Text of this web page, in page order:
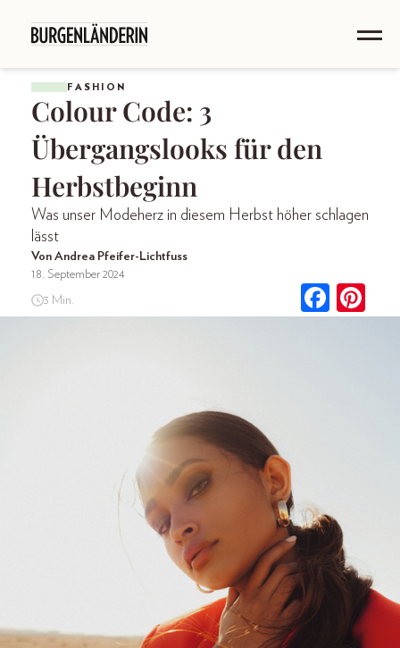
FASHION
Colour Code: 3
Übergangslooks für den
Herbstbeginn
Was unser Modeherz in diesem Herbst höher schlagen
lässt
Von Andrea Pfeifer-Lichtfuss
18. September 2024
3 Min.